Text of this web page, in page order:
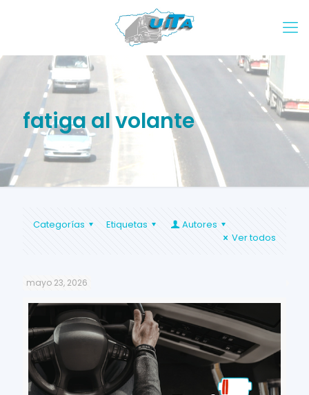
fatiga al volante
Categorías Etiquetas
Autores
Ver todos
mayo 23, 2026